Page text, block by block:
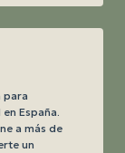
para
España.
a más de
un